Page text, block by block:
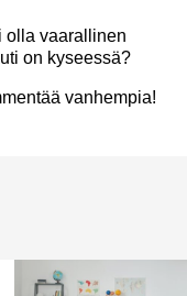
olla vaarallinen
on kyseessä?
vanhempia!